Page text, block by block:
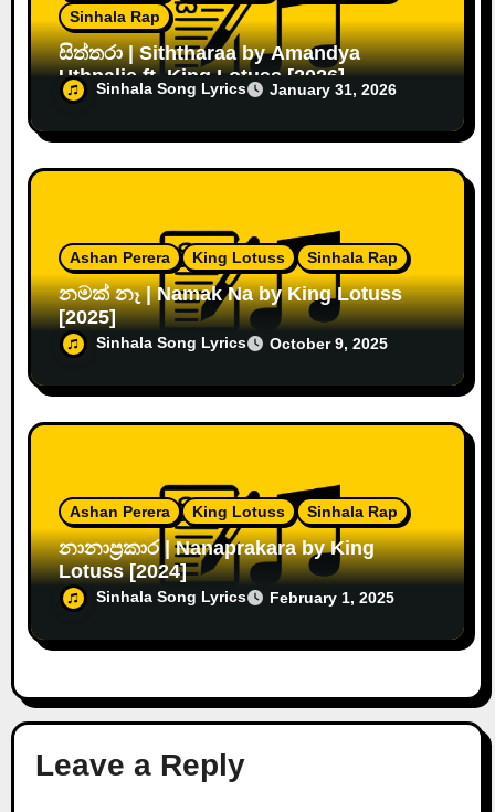
Sinhala Rap
සිත්තරා | Siththaraa by Amandya
Uthpalie ft. King Lotuss [2026]
Sinhala Song Lyrics January 31, 2026
Ashan Perera King Lotuss Sinhala Rap
නමක් නෑ | Namak Na by King Lotuss
[2025]
Sinhala Song Lyrics October 9, 2025
Ashan Perera King Lotuss Sinhala Rap
නානාප්‍රකාර | Nanaprakara by King
Lotuss [2024]
Sinhala Song Lyrics February 1, 2025
Leave a Reply